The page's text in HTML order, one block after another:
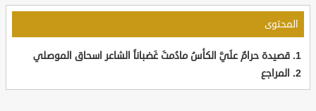
المحتوى
قصيدة حرامٌ علَيَّ الكأسُ مادُمتَ غَضباناً الشاعر اسحاق الموصلي
المراجع